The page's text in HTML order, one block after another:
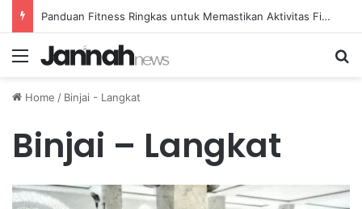
Panduan Fitness Ringkas untuk Memastikan Aktivitas Fisik Anda Tetap Konsisten
Menu
Home / Binjai - Langkat
Binjai – Langkat